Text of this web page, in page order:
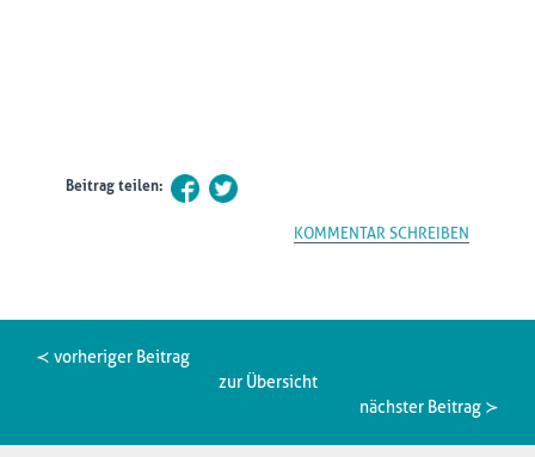
Beitrag teilen:
KOMMENTAR SCHREIBEN
≺ vorheriger Beitrag
zur Übersicht
nächster Beitrag ≻